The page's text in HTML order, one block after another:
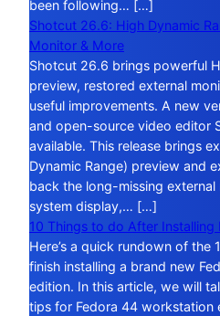
been following… […]
Shotcut 26.6: High Dynamic
Monitor & More
Shotcut 26.6 brings powerful
preview, restored external
useful improvements. A new
and open-source video editor
available. This release brings
Dynamic Range) preview and
back the long-missing
system display,… […]
10 Things to do After
Here’s a quick rundown of the
finish installing a brand new
edition. In this article, we will
tips for Fedora 44 workstation